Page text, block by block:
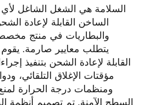
السلامة هي الشغل الشاغل
الساخن القابلة لإعادة
والبطاريات في منتج
يتطلب معايير صارمة.
القابلة لإعادة الشحن بتنفيذ
مؤقتات الإغلاق التلقائي،
ومنظمات درجة الحرارة